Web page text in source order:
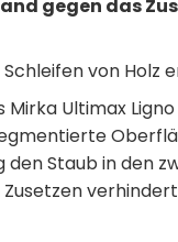
gegen das
von Holz
Mirka Ultimax
Staub in den
Zusetzen